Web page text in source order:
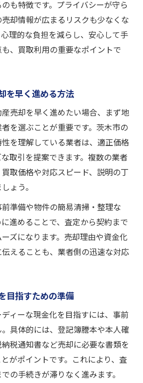
も特徴です。プライバシーが守ら
却情報が広まるリスクも少なくな
理的な負担を減らし、安心して手
、買取利用の重要なポイントで
を早く進める方法
売却を早く進めたい場合、まず地
を選ぶことが重要です。茨木市の
を理解している業者は、適正価格
取引を提案できます。複数の業者
取価格や対応スピード、説明の丁
ょう。
準備や物件の簡易清掃・整理な
進めることで、査定から契約まで
ズになります。売却理由や資金化
えることも、業者側の迅速な対応
目指すための準備
ィーな現金化を目指すには、事前
具体的には、登記簿謄本や本人確
税通知書など売却に必要な書類を
がポイントです。これにより、査
の手続きが滞りなく進みます。